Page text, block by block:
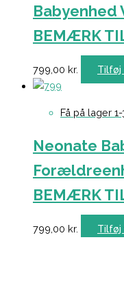
Babyenhed
BEMÆRK
799,00 kr. Tilføj
Få på lager
Neonate
BEMÆRK
799,00 kr. Tilføj